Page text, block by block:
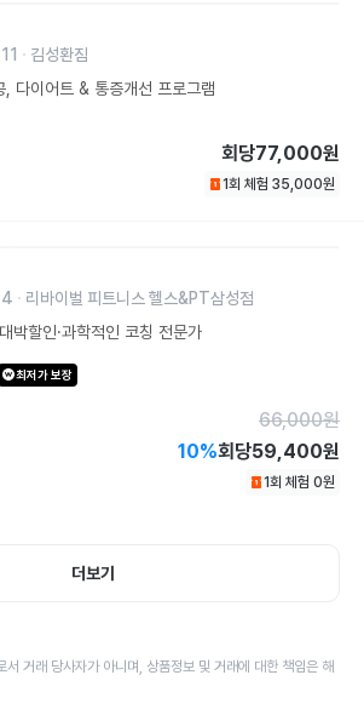
11
김성환짐
, 다이어트 & 통증개선 프로그램
회당77,000원
1회 체험 35,000원
4
리바이벌 피트니스 헬스&PT삼성점
박할인·과학적인 코칭 전문가
최저가 보장
66,000원
10%회당59,400원
1회 체험 0원
더보기
서 거래 당사자가 아니며, 상품정보 및 거래에 대한 책임은 해